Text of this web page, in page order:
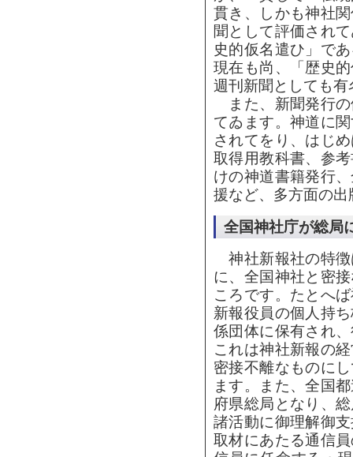
貫き、しかも神社
聞として評価され
史的仮名遣ひ」で
現在も尚、「歴史
週刊新聞としても有
また、新聞発行の
てゐます。神道に
されてをり、はじ
取得用教科書、参
けの神道書籍発行
援など、多方面の
全国神社庁が総局
神社新報社の特徴
に、全国神社と密
ころです。たとへ
新報役員の個人持
係団体に保有され
これは神社新報の
密接不離なものに
ます。また、全国
府県総局となり、
諸活動に御理解御
取材にあたる通信